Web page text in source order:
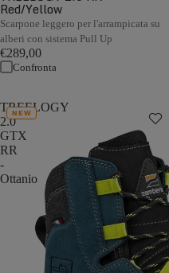
Red/Yellow
Scarpone leggero per l'arrampicata su
alberi con sistema Pull Up
€289,00
Confronta
TREELOGY
2.0
GTX
RR
-
Ottanio
NEW